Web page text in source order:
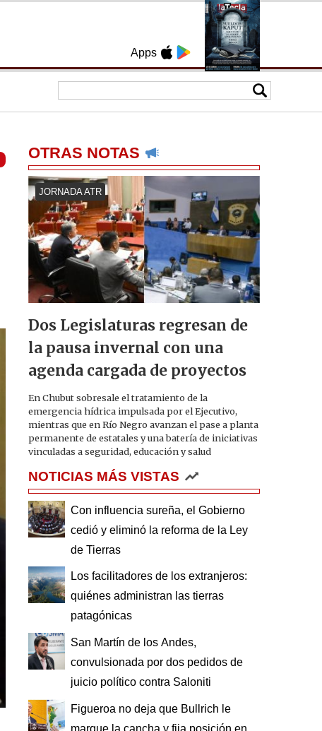
Apps
OTRAS NOTAS
JORNADA ATR
Dos Legislaturas regresan de
la pausa invernal con una
agenda cargada de proyectos
En Chubut sobresale el tratamiento de la
emergencia hídrica impulsada por el Ejecutivo,
mientras que en Río Negro avanzan el pase a planta
permanente de estatales y una batería de iniciativas
vinculadas a seguridad, educación y salud
NOTICIAS MÁS VISTAS
Con influencia sureña, el Gobierno
cedió y eliminó la reforma de la Ley
de Tierras
Los facilitadores de los extranjeros:
quiénes administran las tierras
patagónicas
San Martín de los Andes,
convulsionada por dos pedidos de
juicio político contra Saloniti
Figueroa no deja que Bullrich le
marque la cancha y fija posición en